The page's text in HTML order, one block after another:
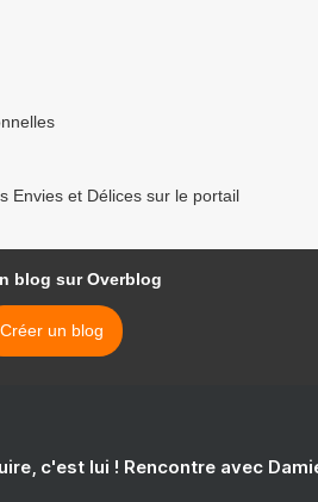
Envies et Délices sur le portail
blog sur Overblog
Créer un blog
c'est lui ! Rencontre avec